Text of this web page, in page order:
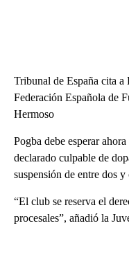
Tribunal de España cita a
Federación Española de
Hermoso
Pogba debe esperar
declarado culpable de
suspensión de entre dos y
“El club se reserva el
procesales”, añadió la